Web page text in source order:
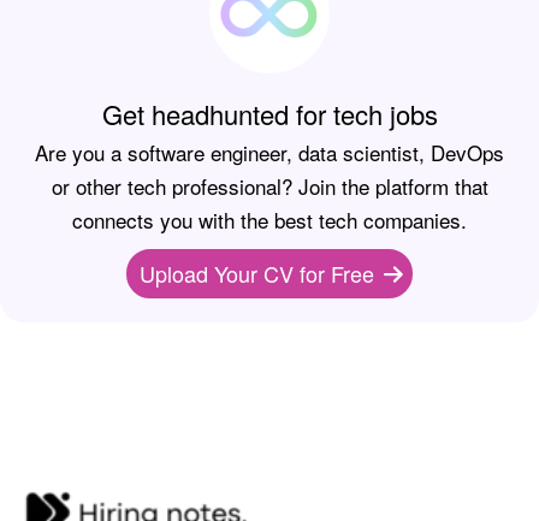
Get headhunted for tech jobs
Are you a software engineer, data scientist, DevOps
or other tech professional? Join the platform that
connects you with the best tech companies.
Upload Your CV for Free